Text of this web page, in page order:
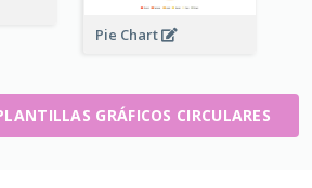
Pie Chart
GRÁFICOS CIRCULARES